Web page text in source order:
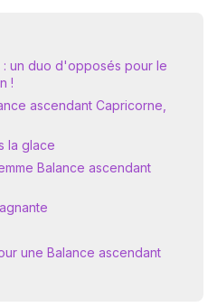
un duo d'opposés pour le
!
ascendant Capricorne,
la glace
Balance ascendant
une Balance ascendant